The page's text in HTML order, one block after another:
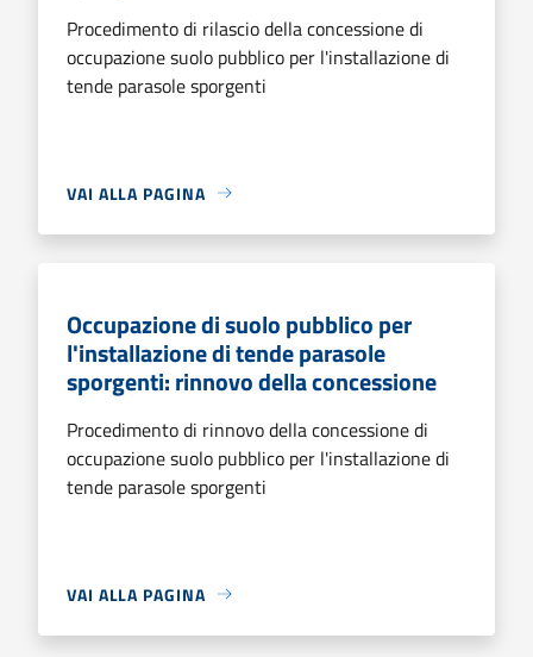
Procedimento di rilascio della concessione di
occupazione suolo pubblico per l'installazione di
tende parasole sporgenti
VAI ALLA PAGINA
Occupazione di suolo pubblico per
l'installazione di tende parasole
sporgenti: rinnovo della concessione
Procedimento di rinnovo della concessione di
occupazione suolo pubblico per l'installazione di
tende parasole sporgenti
VAI ALLA PAGINA